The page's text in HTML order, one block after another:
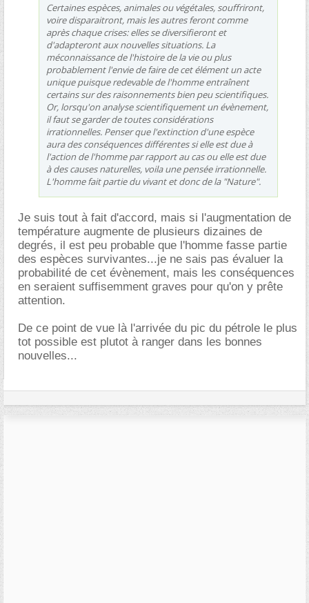
Certaines espèces, animales ou végétales, souffriront,
voire disparaitront, mais les autres feront comme
après chaque crises: elles se diversifieront et
d'adapteront aux nouvelles situations. La
méconnaissance de l'histoire de la vie ou plus
probablement l'envie de faire de cet élément un acte
unique puisque redevable de l'homme entraînent
certains sur des raisonnements bien peu scientifiques.
Or, lorsqu'on analyse scientifiquement un évènement,
il faut se garder de toutes considérations
irrationnelles. Penser que l'extinction d'une espèce
aura des conséquences différentes si elle est due à
l'action de l'homme par rapport au cas ou elle est due
à des causes naturelles, voila une pensée irrationnelle.
L'homme fait partie du vivant et donc de la "Nature".
Je suis tout à fait d'accord, mais si l'augmentation de
température augmente de plusieurs dizaines de
degrés, il est peu probable que l'homme fasse partie
des espèces survivantes...je ne sais pas évaluer la
probabilité de cet évènement, mais les conséquences
en seraient suffisemment graves pour qu'on y prête
attention.
De ce point de vue là l'arrivée du pic du pétrole le plus
tot possible est plutot à ranger dans les bonnes
nouvelles...